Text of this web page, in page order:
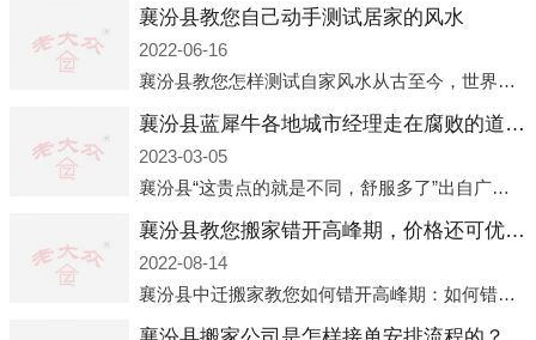
襄汾县教您自己动手测试居家的风水
2022-06-16
襄汾县教您怎样测试自家风水从古至今，世界各地的人们都在研究人在乾坤中的位置以及它们所形成的关系。通过探究季节转换、星象变化，并且在所观测到的自然规律的指导下，人们开始认识到居住在不同住宅中的人，其一生中的财
襄汾县蓝犀牛各地城市经理走在腐败的道路上
2023-03-05
襄汾县“这贵点的就是不同，舒服多了”出自广州运营邓经理的口中。2023年开年刚出来，三个司机（加盟蓝犀牛的个人队伍）便请广州经理去佛山娱乐场所大消费了一次，据知悉一晚消费达一万多，由三人平摊费用，燃鹅这样的
襄汾县教您搬家错开高峰期，价格还可优惠！
2022-08-14
襄汾县中迁搬家教您如何错开高峰期：如何错开高峰期搬家，中迁搬家做了一些电话数据统计和分析，发现市民中午2点左右访问网站的人是最多的，电话咨询是早上9点左右是最多的，预约搬家周六和周日是最多的，网上QQ微